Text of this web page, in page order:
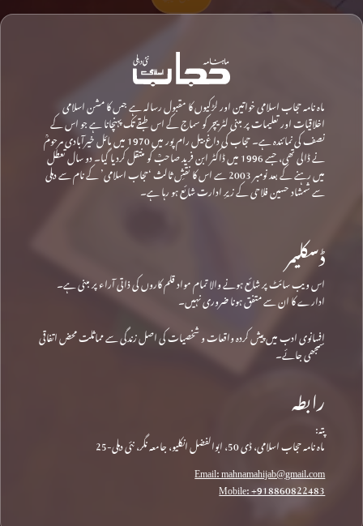
ماہ نامہ حجاب اسلامی خواتین اور لڑکیوں کا مقبول رسالہ ہے جس کا مشن اسلامی
اخلاقیات اور تعلیمات پر مبنی لٹریچر کو سماج کے اس طبقے تک پہنچانا ہے جو اس کے
نصف کی نمائندہ ہے۔ حجاب کی داغ بیل رام پور میں 1970 میں مائل خیرآبادی مرحومؒ
نے ڈالی تھی، جسے 1996 میں ڈاکٹر ابن فرید صاحبؒ کو منتقل کردیا گیا۔ دو سال تعطل
میں رہنے کے بعد نومبر 2003 سے اس کا نقشِ ثالث ‘حجاب اسلامی’ کے نام سے دہلی
سے شمشاد حسین فلاحی کے زیرِ ادارت شائع ہو رہا ہے۔
ڈسکلیمر
اس ویب سائٹ پر شائع ہونے والا تمام مواد قلم کاروں کی ذاتی آراء پر مبنی ہے۔
ادارے کا ان سے متفق ہونا ضروری نہیں۔
افسانوی ادب میں پیش کردہ واقعات و شخصیات کی اصل زندگی سے مماثلت محض اتفاقی
سمجھی جائے۔
رابطہ
پتہ:
ماہ نامہ حجاب اسلامی، ڈی 50، ابوالفضل انکلیو، جامعہ نگر، نئی دہلی-25
Email: mahnamahijab@gmail.com
Mobile: +918860822483